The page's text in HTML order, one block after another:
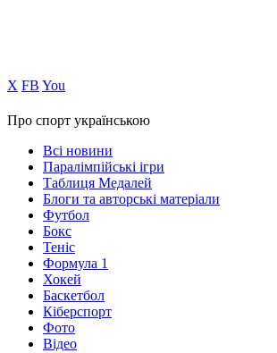
Х FB You
Про спорт українською
Всі новини
Паралімпійські ігри
Таблиця Медалей
Блоги та авторські матеріали
Футбол
Бокс
Теніс
Формула 1
Хокей
Баскетбол
Кіберспорт
Фото
Відео